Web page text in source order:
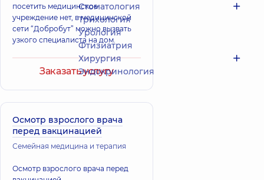
посетить медицинское
учреждение нет, в медицинской
сети “Добробут” можно вызвать
узкого специалиста на дом.
Заказать услугу
Осмотр взрослого врача
перед вакцинацией
Семейная медицина и терапия
Осмотр взрослого врача перед
Стоматология
Трихология
Урология
Фтизиатрия
Хирургия
Эндокринология